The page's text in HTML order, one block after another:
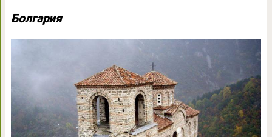
Болгария